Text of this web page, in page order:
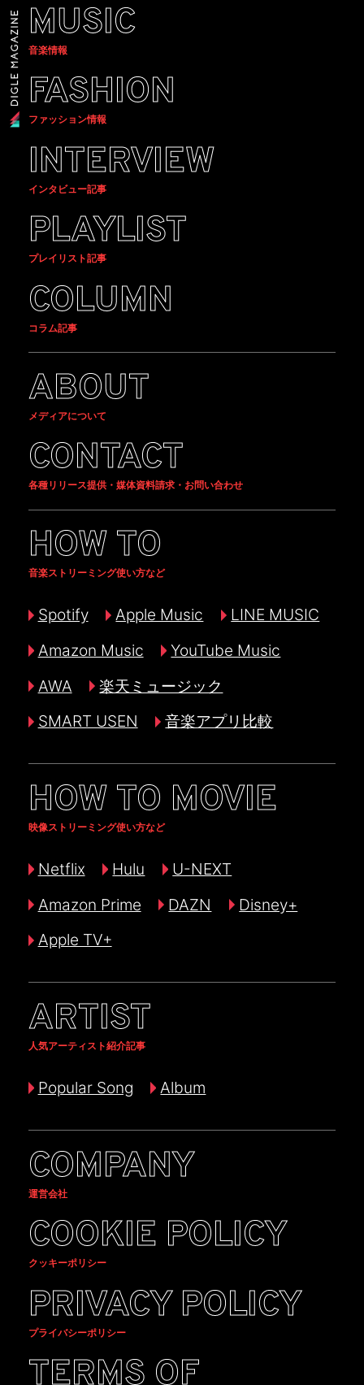
MUSIC
音楽情報
FASHION
ファッション情報
INTERVIEW
インタビュー記事
PLAYLIST
プレイリスト記事
COLUMN
コラム記事
ABOUT
メディアについて
CONTACT
各種リリース提供・媒体資料請求・お問い合わせ
HOW TO
音楽ストリーミング使い方など
Spotify Apple Music
LINE MUSIC
Amazon Music
YouTube Music
AWA
楽天ミュージック
SMART USEN
音楽アプリ比較
HOW TO MOVIE
映像ストリーミング使い方など
Netflix Hulu
U-NEXT
Amazon Prime
DAZN
Disney+
Apple TV+
ARTIST
人気アーティスト紹介記事
Popular Song Album
COMPANY
運営会社
COOKIE POLICY
クッキーポリシー
PRIVACY POLICY
プライバシーポリシー
TERMS OF